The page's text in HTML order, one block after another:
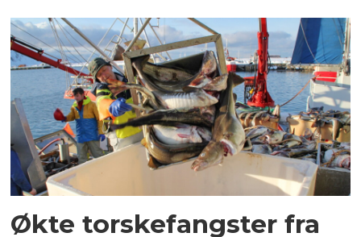
Økte torskefangster fra